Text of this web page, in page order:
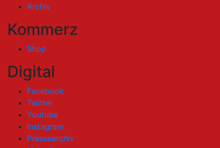
Archiv
Kommerz
Shop
Digital
Facebook
Twitter
Youtube
Instagram
Pressearchiv